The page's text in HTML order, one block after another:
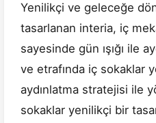
Yenilikçi ve geleceğe
tasarlanan interia, iç
sayesinde gün ışığı ile
ve etrafında iç sokaklar
aydınlatma stratejisi ile
sokaklar yenilikçi bir